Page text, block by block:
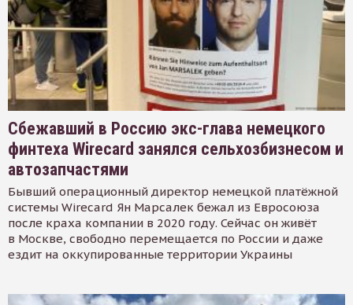
Сбежавший в Россию экс-глава немецкого
финтеха Wirecard занялся сельхозбизнесом и
автозапчастями
Бывший операционный директор немецкой платёжной
системы Wirecard Ян Марсалек бежал из Евросоюза
после краха компании в 2020 году. Сейчас он живёт
в Москве, свободно перемещается по России и даже
ездит на оккупированные территории Украины